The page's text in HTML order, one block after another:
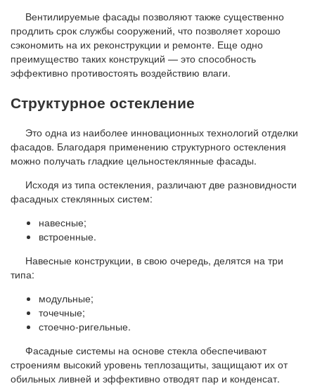
Вентилируемые фасады позволяют также существенно
продлить срок службы сооружений, что позволяет хорошо
сэкономить на их реконструкции и ремонте. Еще одно
преимущество таких конструкций — это способность
эффективно противостоять воздействию влаги.
Структурное остекление
Это одна из наиболее инновационных технологий отделки
фасадов. Благодаря применению структурного остекления
можно получать гладкие цельностеклянные фасады.
Исходя из типа остекления, различают две разновидности
фасадных стеклянных систем:
навесные;
встроенные.
Навесные конструкции, в свою очередь, делятся на три
типа:
модульные;
точечные;
стоечно-ригельные.
Фасадные системы на основе стекла обеспечивают
строениям высокий уровень теплозащиты, защищают их от
обильных ливней и эффективно отводят пар и конденсат.